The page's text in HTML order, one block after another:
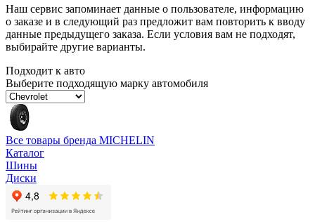
Наш сервис запоминает данные о пользователе, информацию
о заказе и в следующий раз предложит вам повторить к вводу
данные предыдущего заказа. Если условия вам не подходят,
выбирайте другие варианты.
Подходит к авто
Выберите подходящую марку автомобиля
Все товары бренда MICHELIN
Каталог
Шины
Диски